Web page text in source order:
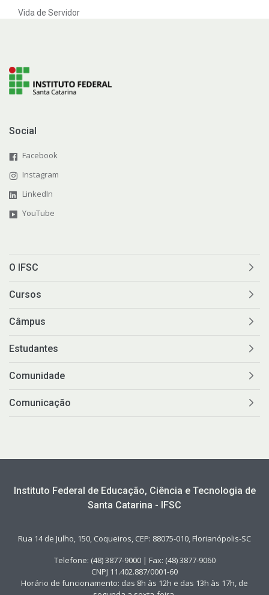
Vida de Servidor
Social
Facebook
Instagram
LinkedIn
YouTube
O IFSC
Cursos
Câmpus
Estudantes
Comunidade
Comunicação
Instituto Federal de Educação, Ciência e Tecnologia de
Santa Catarina - IFSC
Rua 14 de Julho, 150, Coqueiros, CEP: 88075-010, Florianópolis-SC
Telefone: (48) 3877-9000 | Fax: (48) 3877-9060
CNPJ 11.402.887/0001-60
Horário de funcionamento: das 8h às 12h e das 13h às 17h, de